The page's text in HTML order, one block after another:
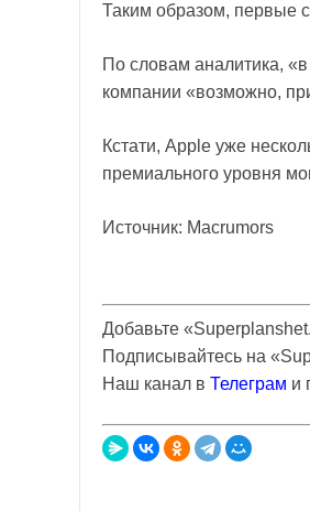
Таким образом, первые
По словам аналитика,
компании «возможно,
Кстати, Apple уже
премиального уровня
Источник: Macrumors
Добавьте
Подписывайтесь на
Наш канал в Телеграм и